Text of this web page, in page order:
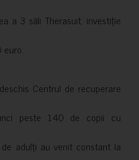
a 3 săli Therasuit, investiție
Centrul de recuperare
peste 140 de copii cu
adulți au venit constant la